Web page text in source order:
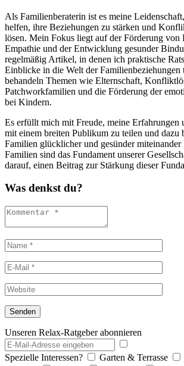
Als Familienberaterin ist es meine
helfen, ihre Beziehungen zu stärken und
lösen. Mein Fokus liegt auf der Förderung
Empathie und der Entwicklung gesunder
regelmäßig Artikel, in denen ich praktische
Einblicke in die Welt der
behandeln Themen wie Elternschaft,
Patchworkfamilien und die Förderung der
bei Kindern.
Es erfüllt mich mit Freude, meine Erfahrungen
mit einem breiten Publikum zu teilen und dazu
Familien glücklicher und gesünder miteinander
Familien sind das Fundament unserer
darauf, einen Beitrag zur Stärkung dieser
Was denkst du?
Unseren Relax-Ratgeber abonnieren
Spezielle Interessen? Garten & Terrasse